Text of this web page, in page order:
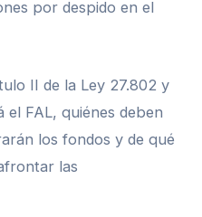
por despido en el
II de la Ley 27.802 y
FAL, quiénes deben
los fondos y de qué
las